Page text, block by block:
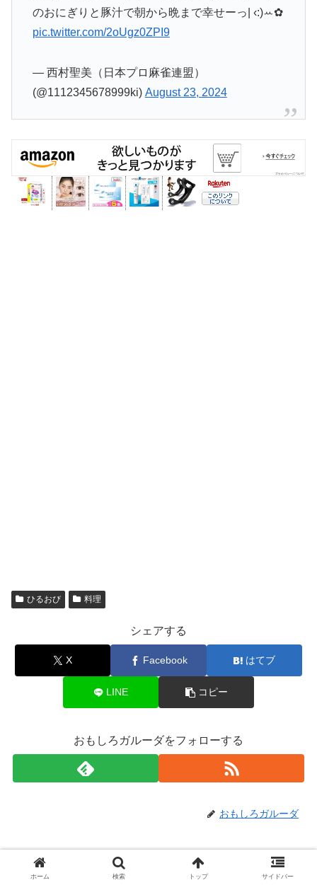
のおにぎりと豚汁で朝から晩まで幸せーっ| ‹:)ꕀ✿
pic.twitter.com/2oUgz0ZPI9
— 西村聖美（日本プロ麻雀連盟）
(@1112345678999ki) August 23, 2024
ひるおび 料理
シェアする
X Facebook はてブ
LINE コピー
おもしろガルーダをフォローする
おもしろガルーダ
関連記事
ホーム 検索 トップ サイドバー